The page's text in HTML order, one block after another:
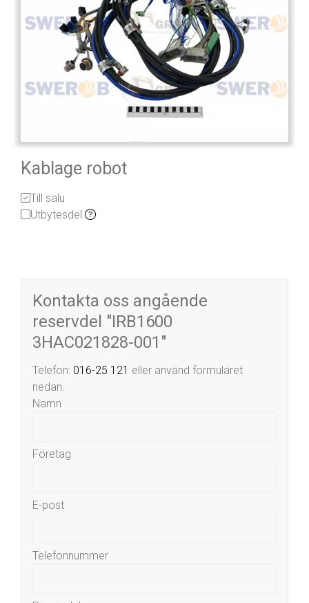
Kablage robot
Till salu
Utbytesdel
Kontakta oss angående
reservdel "IRB1600
3HAC021828-001"
Telefon: 016-25 121 eller använd formuläret
nedan.
Namn
Företag
E-post
Telefonnummer